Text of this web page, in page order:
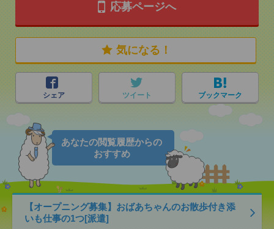
応募ページへ
気になる！
シェア ツイート ブックマーク
あなたの閲覧履歴からの
おすすめ
【オープニング募集】おばあちゃんのお散歩付き添
いも仕事の1つ[派遣]